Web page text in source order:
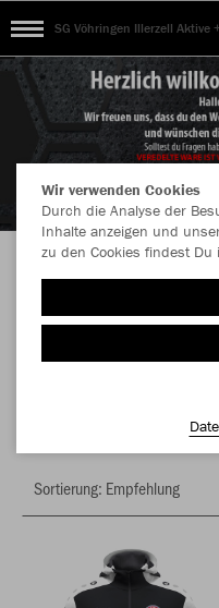
SG Vöhringen Illerzell Aktive
Herzlich
Vöhringen
Wir verwenden Cookies
Durch die Analyse der
Inhalte anzeigen und
zu den Cookies findest